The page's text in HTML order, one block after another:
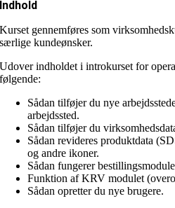
Indhold
Kurset gennemføres som
særlige kundeønsker.
Udover indholdet i introkurset for
følgende:
Sådan tilføjer du nye
arbejdssted.
Sådan tilføjer du
Sådan revideres produktdata
og andre ikoner.
Sådan fungerer
Funktion af KRV modulet
Sådan opretter du nye brugere.